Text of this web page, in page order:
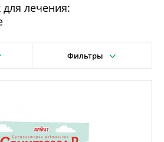
для лечения:
Фильтры